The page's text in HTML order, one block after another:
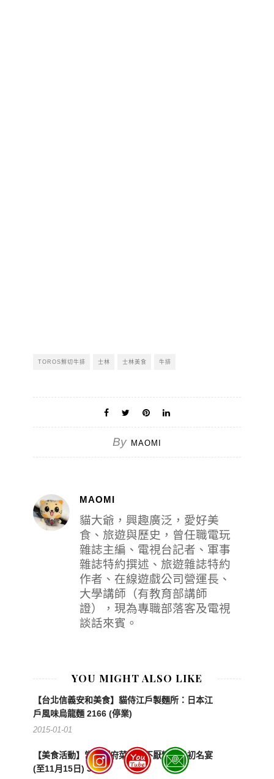
TOROS鮮切牛排 士林 士林美食 牛排
By MAOMI
MAOMI
貓大爺，興趣廣泛，愛好美
食、旅遊與歷史，曾任職電玩
雜誌主編、電視台記者、軍事
雜誌特約撰述、旅遊雜誌特約
作者、在線遊戲公司營運長、
大學講師（有教育部講師
證），現為專職部落客及電視
談話來賓。
YOU MIGHT ALSO LIKE
【台北信義安和美食】貓侍江戶製麵所：日本江
戶風味烏龍麵 2166 (停業)
2015-01-01
【美食活動】常聚譚府菜：食不厭精的民初名宴
(至11月15日) 3212